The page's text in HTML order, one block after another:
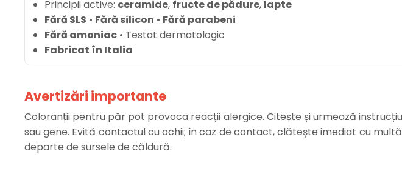
Principii active: ceramide, fructe de pădure, lapte
Fără SLS • Fără silicon • Fără parabeni
Fără amoniac • Testat dermatologic
Fabricat în Italia
Avertizări importante
Coloranții pentru păr pot provoca reacții alergice. Citește și urmează
sau gene. Evită contactul cu ochii; în caz de contact, clătește imediat cu
departe de sursele de căldură.